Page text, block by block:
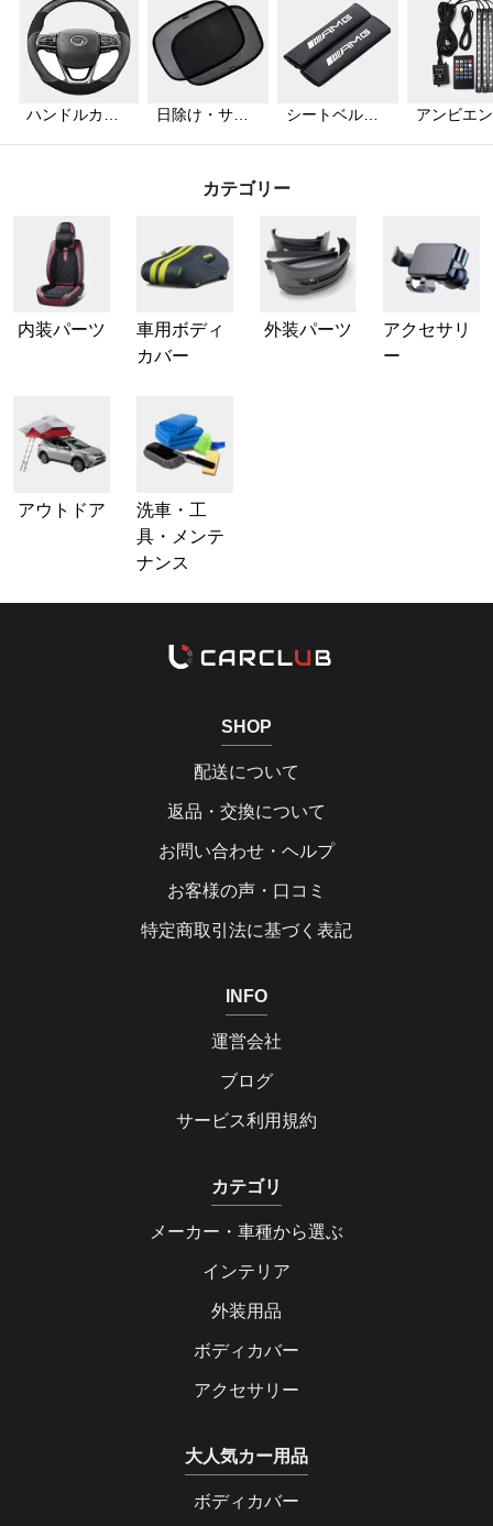
ハンドルカバ
日除け・サン
シートベルト
アンビエ
カテゴリー
内装パーツ
車用ボディ
カバー
外装パーツ
アクセサリ
ー
アウトドア
洗車・工
具・メンテ
ナンス
SHOP
配送について
返品・交換について
お問い合わせ・ヘルプ
お客様の声・口コミ
特定商取引法に基づく表記
INFO
運営会社
ブログ
サービス利用規約
カテゴリ
メーカー・車種から選ぶ
インテリア
外装用品
ボディカバー
アクセサリー
大人気カー用品
ボディカバー